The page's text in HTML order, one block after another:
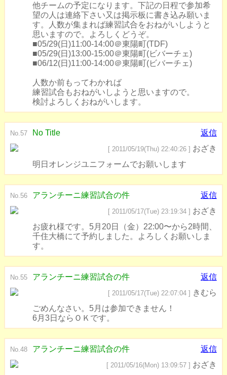
他チームの予定になります。下記の日程で参加希
望の人は連絡下さい又は掲示板に書き込み願いま
す。人数が集まれば練習試合をおねがいしようと
思いますので。よろしくどうぞ。
■05/29(日)11:00-14:00＠東陽町(TDF)
■05/29(日)13:00-15:00＠東陽町(ビバーチェ)
■06/12(日)11:00-14:00＠東陽町(ビバーチェ)
人数か前もってわかれば
練習試合もおねがいしようと思いますので。
検討よろしくおねがいします。
No.57 No Title 返信
[ 2011/05/19(Thu) 22:40:26 ] おざき
明日オレンジユニフォームでお願いします
No.56 アランチーニ練習試合の件 返信
[ 2011/05/17(Tue) 23:19:34 ] おざき
お疲れ様です。5月20日（金）22:00〜から2時間、
千住大橋にて予約しました。よろしくお願いしま
す。
No.55 アランチーニ練習試合の件 返信
[ 2011/05/17(Tue) 22:07:04 ] きむら
ごめんなさい。5月は参加できません！
6月3日ならＯＫです。
No.48 アランチーニ練習試合の件 返信
[ 2011/05/16(Mon) 13:09:57 ] おざき